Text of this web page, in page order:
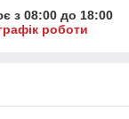
з 08:00 до 18:00
роботи